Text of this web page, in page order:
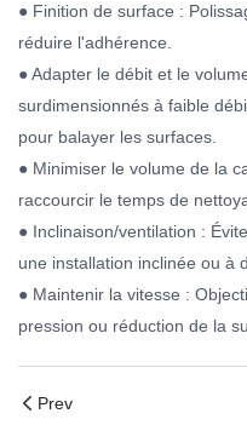
● Finition de surface :
réduire l'adhérence.
● Adapter le débit et le
surdimensionnés à faible
pour balayer les surfaces.
● Minimiser le volume de la
raccourcir le temps de
● Inclinaison/ventilation :
une installation inclinée ou à
● Maintenir la vitesse :
pression ou réduction de la
Prev